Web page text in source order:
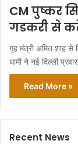
CM पुष्कर
गडकरी से
गृह मंत्री अमित शाह से
धामी ने नई दिल्ली
Read More »
Recent News